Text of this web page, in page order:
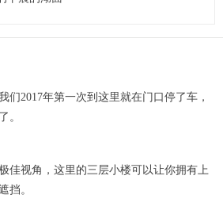
们2017年第一次到这里就在门口停了车，
。
佳视角，这里的三层小楼可以让你拥有上
挡。